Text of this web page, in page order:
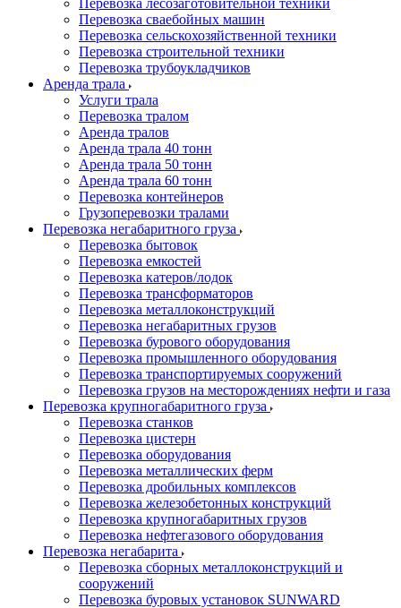
Перевозка лесозаготовительной техники
Перевозка сваебойных машин
Перевозка сельскохозяйственной техники
Перевозка строительной техники
Перевозка трубоукладчиков
Аренда трала
Услуги трала
Перевозка тралом
Аренда тралов
Аренда трала 40 тонн
Аренда трала 50 тонн
Аренда трала 60 тонн
Перевозка контейнеров
Грузоперевозки тралами
Перевозка негабаритного груза
Перевозка бытовок
Перевозка емкостей
Перевозка катеров/лодок
Перевозка трансформаторов
Перевозка металлоконструкций
Перевозка негабаритных грузов
Перевозка бурового оборудования
Перевозка промышленного оборудования
Перевозка транспортируемых сооружений
Перевозка грузов на месторождениях нефти и газа
Перевозка крупногабаритного груза
Перевозка станков
Перевозка цистерн
Перевозка оборудования
Перевозка металлических ферм
Перевозка дробильных комплексов
Перевозка железобетонных конструкций
Перевозка крупногабаритных грузов
Перевозка нефтегазового оборудования
Перевозка негабарита
Перевозка сборных металлоконструкций и
сооружений
Перевозка буровых установок SUNWARD